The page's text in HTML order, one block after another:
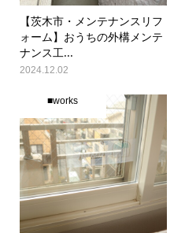
【茨木市・メンテナンスリフ
ォーム】おうちの外構メンテ
ナンス工...
2024.12.02
■works